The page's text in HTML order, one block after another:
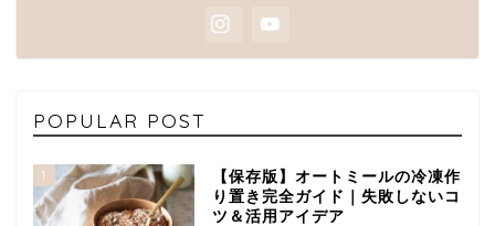
POPULAR POST
1
【保存版】オートミールの冷凍作
り置き完全ガイド｜失敗しないコ
ツ＆活用アイデア